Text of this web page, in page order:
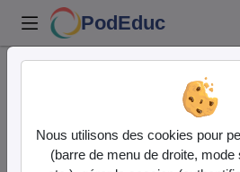
PodEduc
Contactez nous
si vous
êtes un
Nous utilisons des cookies pour
(barre de menu de droite,